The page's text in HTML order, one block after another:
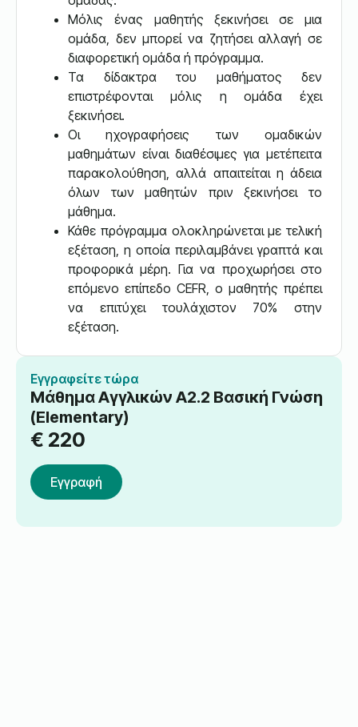
Μόλις ένας μαθητής ξεκινήσει σε μια
ομάδα, δεν μπορεί να ζητήσει αλλαγή σε
διαφορετική ομάδα ή πρόγραμμα.
Τα δίδακτρα του μαθήματος δεν
επιστρέφονται μόλις η ομάδα έχει
ξεκινήσει.
Οι ηχογραφήσεις των ομαδικών
μαθημάτων είναι διαθέσιμες για μετέπειτα
παρακολούθηση, αλλά απαιτείται η άδεια
όλων των μαθητών πριν ξεκινήσει το
μάθημα.
Κάθε πρόγραμμα ολοκληρώνεται με τελική
εξέταση, η οποία περιλαμβάνει γραπτά και
προφορικά μέρη. Για να προχωρήσει στο
επόμενο επίπεδο CEFR, ο μαθητής πρέπει
να επιτύχει τουλάχιστον 70% στην
εξέταση.
Εγγραφείτε τώρα
Μάθημα Αγγλικών A2.2 Βασική Γνώση
(Elementary)
€ 220
Εγγραφή